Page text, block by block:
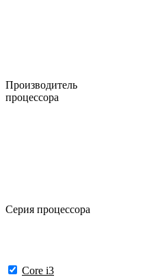
Производитель
процессора
Серия процессора
Core i3